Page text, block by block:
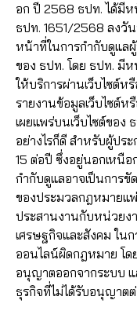
อก ปี 2568 ธปท. ได้มีห
ธปท. 1651/2568 ลงวั
หน้าที่ในการกำกับดูแล
ของ ธปท. โดย ธปท. มี
ให้บริการผ่านเว็บไซต์ห
รายงานข้อมูลเว็บไซต์ห
เผยแพร่บนเว็บไซต์ของ
อย่างไรก็ดี สำหรับผู้ปร
15 ต่อปี ซึ่งอยู่นอกเหนือ
กำกับดูแลอาจเป็นการขั
ของประมวลกฎหมายแ
ประสานงานกับหน่วยง
เศรษฐกิจและสังคม ใน
ออนไลน์ผิดกฎหมาย โด
อนุญาตออกจากระบบ
ธุรกิจที่ไม่ได้รับอนุญาตต่